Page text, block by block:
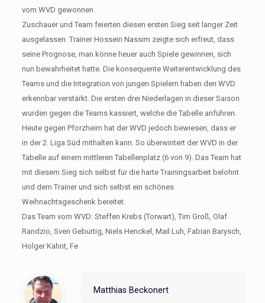
vom WVD gewonnen.
Zuschauer und Team feierten diesen ersten Sieg seit langer Zeit
ausgelassen. Trainer Hossein Nassim zeigte sich erfreut, dass
seine Prognose, man könne heuer auch Spiele gewinnen, sich
nun bewahrheitet hatte. Die konsequente Weiterentwicklung des
Teams und die Integration von jungen Spielern haben den WVD
erkennbar verstärkt. Die ersten drei Niederlagen in dieser Saison
wurden gegen die Teams kassiert, welche die Tabelle anführen.
Heute gegen Pforzheim hat der WVD jedoch bewiesen, dass er
in der 2. Liga Süd mithalten kann. So überwintert der WVD in der
Tabelle auf einem mittleren Tabellenplatz (6 von 9). Das Team hat
mit diesem Sieg sich selbst für die harte Trainingsarbeit belohnt
und dem Trainer und sich selbst ein schönes
Weihnachtsgeschenk bereitet.
Das Team vom WVD: Steffen Krebs (Torwart), Tim Groß, Olaf
Randzio, Sven Geburtig, Niels Henckel, Mail Luh, Fabian Barysch,
Holger Kahnt, Fe
Matthias Beckonert